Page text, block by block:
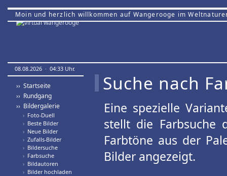
Moin und herzlich willkommen auf Wangerooge im
08.08.2026 · 04:33 Uhr.
›› Startseite
›› Rundgang
›› Bildergalerie
› Foto-Duell
› Beste Bilder
› Neue Bilder
› Zufalls-Bilder
› Bildersuche
› Farbsuche
› Bildautoren
› Bilder hochladen
Suche nach
Eine spezielle
stellt die Farbsuche
Farbtöne aus der
Bilder angezeigt.